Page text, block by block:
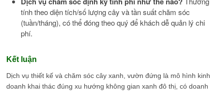
tính theo diện tích/số lượng cây và tần suất chăm sóc
(tuần/tháng), có thể đóng theo quý để khách dễ quản lý chi
phí.
Kết luận
Dịch vụ thiết kế và chăm sóc cây xanh, vườn đứng là mô hình kinh
doanh khai thác đúng xu hướng không gian xanh đô thị, có doanh